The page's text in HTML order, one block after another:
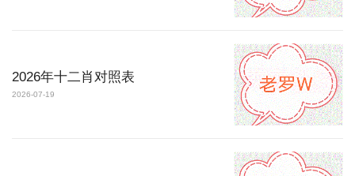
2026年十二肖对照表
2026-07-19